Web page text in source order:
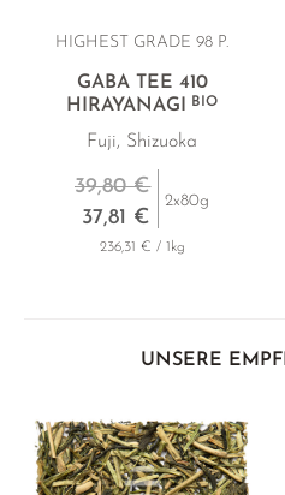
HIGHEST GRADE 98 P.
GABA TEE 410
HIRAYANAGI
BIO
Fuji, Shizuoka
37,81 €
39,80 €
2x80g
236,31 € / 1kg
UNSERE